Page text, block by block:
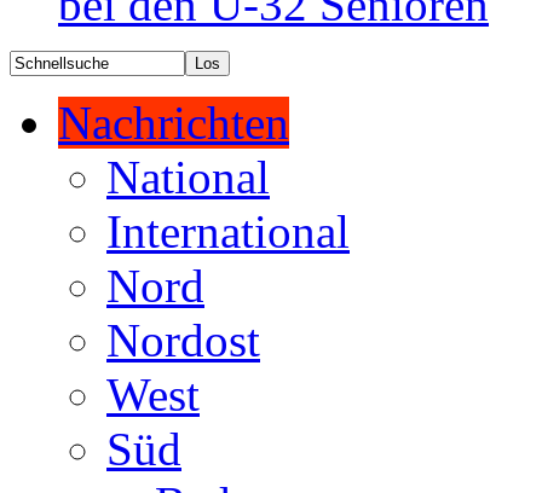
Nachrichten
National
International
Nord
Nordost
West
Süd